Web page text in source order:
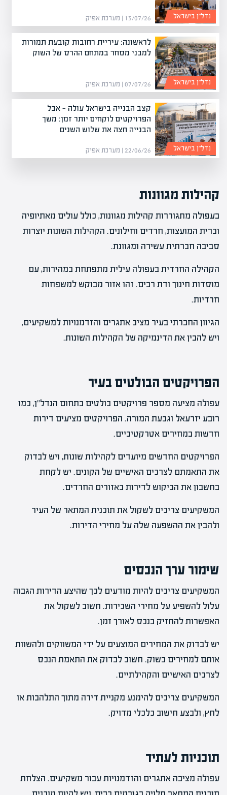
13/07/26 | מערכת אפיק נדל”ן בישראל
לראשונה: עיריית רחובות קובעת תמורות
למבני מסחר במתחם ההרס של השוק
07/07/26 | מערכת אפיק נדל”ן בישראל
קצב הבנייה בישראל עולה — אבל
הפרויקטים לוקחים יותר זמן: משך
הבנייה חצה את שלוש השנים
22/06/26 | מערכת אפיק נדל”ן בישראל
קהילות מגוונות
בעפולה מתגוררות קהילות מגוונות, כולל עולים מאתיופיה
וברית המועצות, חרדים וחילונים. הקהילות השונות יוצרות
סביבה חברתית עשירה ומגוונת.
הקהילה החרדית בעפולה עילית מתפתחת במהירות, עם
מוסדות חינוך ודת רבים. זהו אזור מבוקש למשפחות
חרדיות.
הגיוון החברתי בעיר מציב אתגרים והזדמנויות למשקיעים,
ויש להבין את הדינמיקה של הקהילות השונות.
הפרויקטים הבולטים בעיר
עפולה מציעה מספר פרויקטים בולטים בתחום הנדל"ן, כמו
רובע יזרעאל וגבעת המורה. הפרויקטים מציעים דירות
חדשות במחירים אטרקטיביים.
הפרויקטים החדשים מיועדים לקהילות שונות, ויש לבדוק
את התאמתם לצרכים האישיים של הקונים. יש לקחת
בחשבון את הביקוש לדירות באזורים החרדים.
המשקיעים צריכים לשקול את תוכנית המתאר של העיר
ולהבין את ההשפעה שלה על מחירי הדירות.
שימור ערך הנכסים
המשקיעים צריכים להיות מודעים לכך שהיצע הדירות הגבוה
עלול להשפיע על מחירי השכירות. חשוב לשקול את
האפשרות להחזיק בנכס לאורך זמן.
יש לבדוק את המחירים המוצעים על ידי המשווקים ולהשוות
אותם למחירים בשוק. חשוב לבדוק את התאמת הנכס
לצרכים האישיים והקהילתיים.
המשקיעים צריכים להימנע מקניית דירה מתוך התלהבות או
לחץ, ולבצע חישוב כלכלי מדויק.
תוכניות לעתיד
עפולה מציבה אתגרים והזדמנויות עבור משקיעים. הצלחת